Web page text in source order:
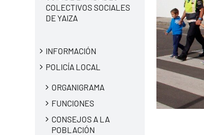
COLECTIVOS SOCIALES
DE YAIZA
INFORMACIÓN
POLICÍA LOCAL
ORGANIGRAMA
FUNCIONES
CONSEJOS A LA
POBLACIÓN